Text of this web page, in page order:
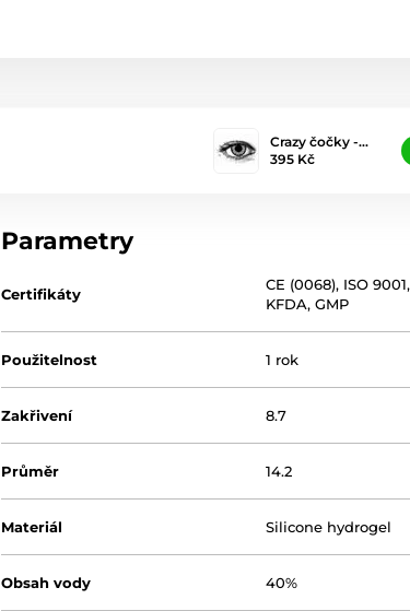
Crazy čočky -…
395 Kč
Parametry
Certifikáty
CE (0068), ISO 9001,
KFDA,GMP
Použitelnost 1 rok
Zakřivení 8.7
Průměr 14.2
Materiál Silicone hydrogel
Obsah vody 40%